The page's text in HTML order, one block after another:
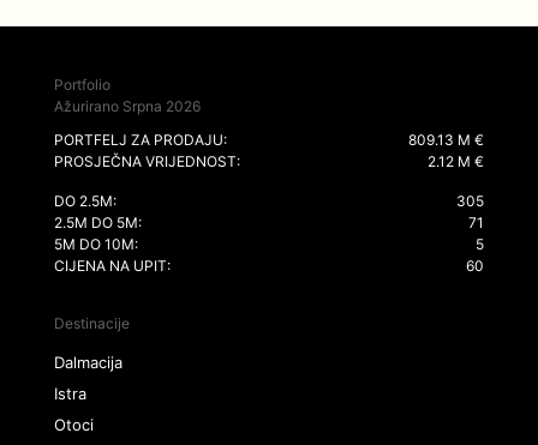
Portfolio
Ažurirano Srpna 2026
PORTFELJ ZA PRODAJU:
809.13 M €
PROSJEČNA VRIJEDNOST:
2.12 M €
DO 2.5M:
305
2.5M DO 5M:
71
5M DO 10M:
5
CIJENA NA UPIT:
60
Destinacije
Dalmacija
Istra
Otoci